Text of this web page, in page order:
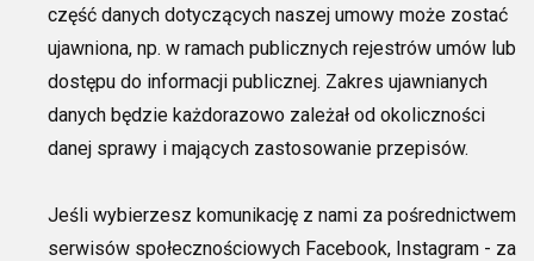
część danych dotyczących naszej umowy może zostać
ujawniona, np. w ramach publicznych rejestrów umów lub
dostępu do informacji publicznej. Zakres ujawnianych
danych będzie każdorazowo zależał od okoliczności
danej sprawy i mających zastosowanie przepisów.
Jeśli wybierzesz komunikację z nami za pośrednictwem
serwisów społecznościowych Facebook, Instagram - za